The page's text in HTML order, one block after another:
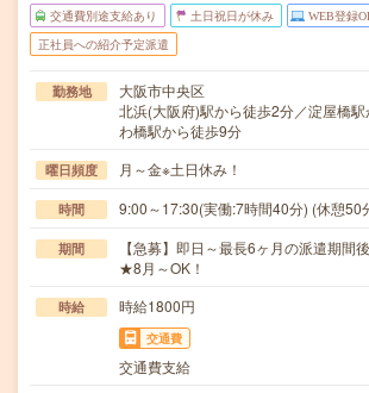
交通費別途支給あり 土日祝日が休み WEB登録
正社員への紹介予定派遣
勤務地
大阪市中央区
北浜(大阪府)駅から徒歩2分／淀屋橋
わ橋駅から徒歩9分
曜日頻度 月～金※土日休み！
時間 9:00～17:30(実働:7時間40分) (休憩50
期間
【急募】即日～最長6ヶ月の派遣期間
★8月～OK！
時給 時給1800円
交通費
交通費支給